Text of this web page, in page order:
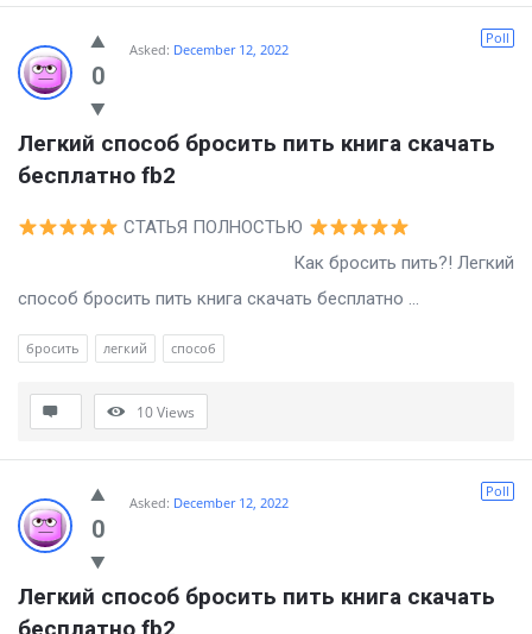
0
Poll
Asked: December 12, 2022
Легкий способ бросить пить книга скачать
бесплатно fb2
СТАТЬЯ ПОЛНОСТЬЮ
Как бросить пить?! Легкий
способ бросить пить книга скачать бесплатно ...
бросить легкий способ
10Views
0
Poll
Asked: December 12, 2022
Легкий способ бросить пить книга скачать